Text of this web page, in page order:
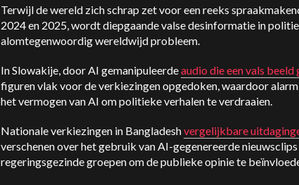
Terwijl de wereld zich schrap zet voor een reeks
2024 en 2025, wordt diepgaande valse desinformatie in
alomtegenwoordig wereldwijd probleem.
In Slowakije, door AI gemanipuleerdeaudio die een vals beeld
figuren vlak voor de verkiezingen opgedoken, waardoor
het vermogen van AI om politieke verhalen te verdraaien.
Nationale verkiezingen in Bangladeshvergelijkbare
verschenen over het gebruik van AI-gegenereerde
regeringsgezinde groepen om de publieke opinie te